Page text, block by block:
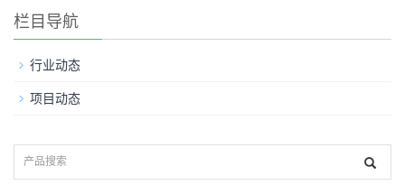
栏目导航
行业动态
项目动态